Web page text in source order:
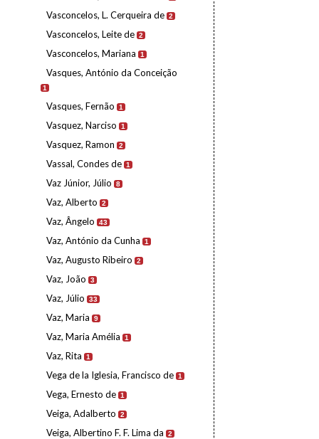
Vasconcelos, L. Cerqueira de 2
Vasconcelos, Leite de 2
Vasconcelos, Mariana 1
Vasques, António da Conceição
1
Vasques, Fernão 1
Vasquez, Narciso 1
Vasquez, Ramon 2
Vassal, Condes de 1
Vaz Júnior, Júlio 8
Vaz, Alberto 2
Vaz, Ângelo 43
Vaz, António da Cunha 1
Vaz, Augusto Ribeiro 2
Vaz, João 3
Vaz, Júlio 33
Vaz, Maria 9
Vaz, Maria Amélia 1
Vaz, Rita 1
Vega de la Iglesia, Francisco de 1
Vega, Ernesto de 1
Veiga, Adalberto 2
Veiga, Albertino F. F. Lima da 2